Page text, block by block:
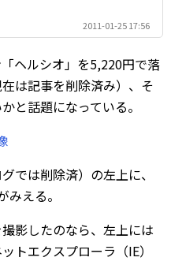
2011-01-25 17:56
ヘルシオ」を5,220円で落
は記事を削除済み）、そ
と話題になっている。
では削除済）の左上に、
みえる。
影したのなら、左上には
トエクスプローラ（IE）